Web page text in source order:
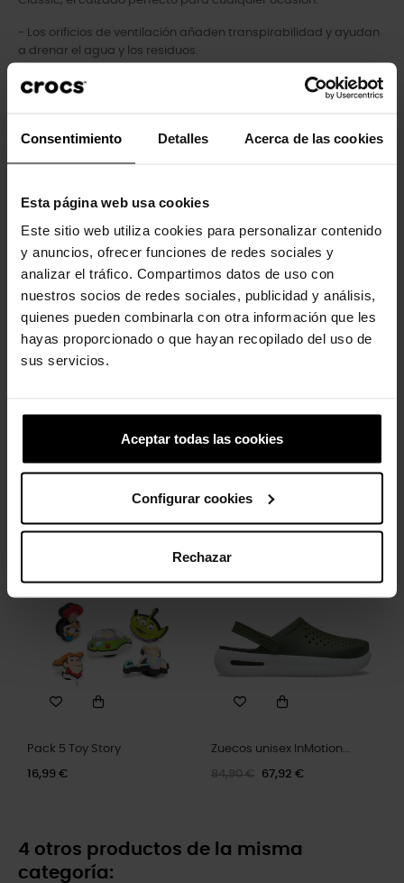
Consentimiento Detalles Acerca de las cookies
Esta página web usa cookies
Este sitio web utiliza cookies para personalizar contenido
y anuncios, ofrecer funciones de redes sociales y
analizar el tráfico. Compartimos datos de uso con
nuestros socios de redes sociales, publicidad y análisis,
quienes pueden combinarla con otra información que les
hayas proporcionado o que hayan recopilado del uso de
sus servicios.
Aceptar todas las cookies
Configurar cookies
Rechazar
- Los orificios de ventilación añaden transpirabilidad y ayudan
a drenar el agua y los residuos.
comodidad característica de Crocs.
- Suelas ligeras que no dejan marcas.
Los clientes que compraron este
producto también han comprado:
-20% -20%
Hashtag
Pack 5 Toy Story
16,99 €
-20%
Zuecos unisex InMotion...
84,90 € 67,92 €
4 otros productos de la misma
categoría: